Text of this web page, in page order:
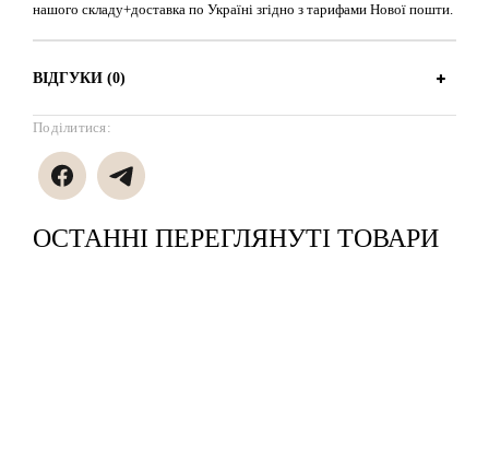
нашого складу+доставка по Україні згідно з тарифами Нової пошти.
ВІДГУКИ (0)
Поділитися:
ОСТАННІ ПЕРЕГЛЯНУТІ ТОВАРИ